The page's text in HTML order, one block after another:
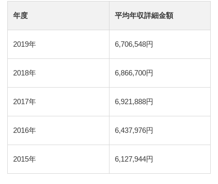
年度 平均年収詳細金額
2019年 6,706,548円
2018年 6,866,700円
2017年 6,921,888円
2016年 6,437,976円
2015年 6,127,944円